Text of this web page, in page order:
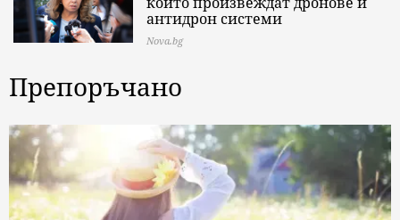
антидрон системи
Nova.bg
Препоръчано